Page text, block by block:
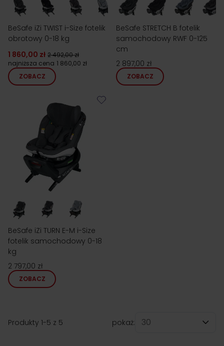
BeSafe iZi TWIST i-Size fotelik
obrotowy 0-18 kg
1 860,00 zł 2 492,00 zł
najniższa cena 1 860,00 zł
ZOBACZ
BeSafe STRETCH B fotelik
samochodowy RWF 0-125
cm
2 897,00 zł
ZOBACZ
BeSafe iZi TURN E-M i-Size
fotelik samochodowy 0-18
kg
2 797,00 zł
ZOBACZ
Produkty 1-5 z 5
pokaż: